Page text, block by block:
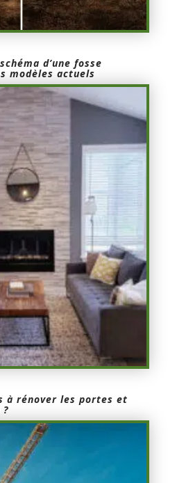
d’une fosse
modèles actuels
à rénover les portes et